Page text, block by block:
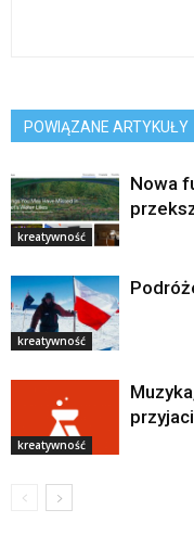
POWIĄZANE ARTYKUŁY
kreatywność
Nowa
kreatywność
kreatywność